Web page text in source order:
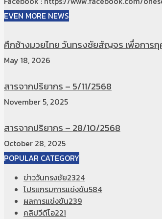
EVEN MORE NEWS
ศึกช้างมวยไทย วันทรงชัยสัญจร เพื่อการกุ
May 18, 2026
สารจากปริยากร – 5/11/2568
November 5, 2025
สารจากปริยากร – 28/10/2568
October 28, 2025
POPULAR CATEGORY
ข่าววันทรงชัย2324
โปรแกรมการแข่งขัน584
ผลการแข่งขัน239
คลิปวีดีโอ221